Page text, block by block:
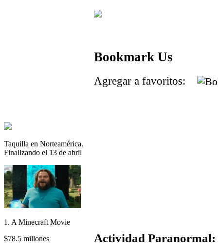
Taquilla en Norteamérica.
Finalizando el 13 de abril
1. A Minecraft Movie
$78.5 millones
Bookmark Us
Agregar a favoritos:
Actividad Paranormal: